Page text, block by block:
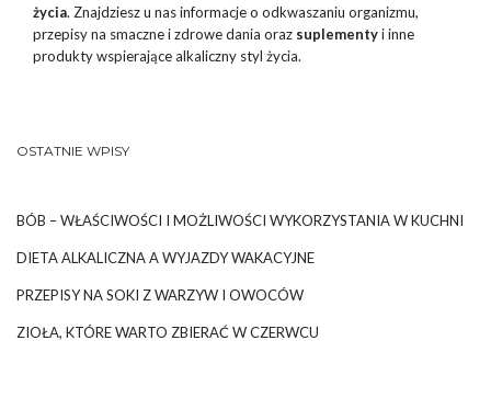
życia. Znajdziesz u nas informacje o odkwaszaniu organizmu,
przepisy na smaczne i zdrowe dania oraz suplementyi inne
produkty wspierające alkaliczny styl życia.
OSTATNIE WPISY
BÓB – WŁAŚCIWOŚCI I MOŻLIWOŚCI WYKORZYSTANIA W KUCHNI
DIETA ALKALICZNA A WYJAZDY WAKACYJNE
PRZEPISY NA SOKI Z WARZYW I OWOCÓW
ZIOŁA, KTÓRE WARTO ZBIERAĆ W CZERWCU